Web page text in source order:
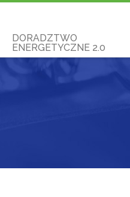
DORADZTWO
ENERGETYCZNE 2.0